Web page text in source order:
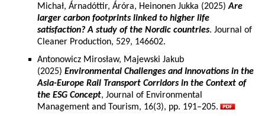
Michał, Árnadóttir, Áróra, Heinonen Jukka (2025)Are
larger carbon footprints linked to higher life
satisfaction? A study of the Nordic countries. Journal of
Cleaner Production, 529, 146602.
Antonowicz Mirosław, Majewski Jakub
(2025) Environmental Challenges and Innovations in the
Asia-Europe Rail Transport Corridors in the Context of
the ESG Concept, Journal of Environmental
Management and Tourism, 16(3), pp. 191–205.